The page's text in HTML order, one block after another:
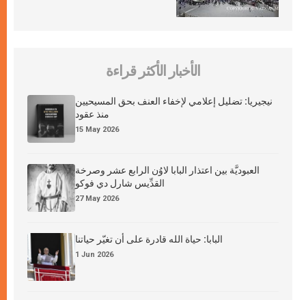
الأخبار الأكثر قراءة
نيجيريا: تضليل إعلامي لإخفاء العنف بحق المسيحيين
منذ عقود
15 May 2026
العبوديَّة بين اعتذار البابا لاوُن الرابع عشر وصرخة
القدِّيس شارل دي فوكو
27 May 2026
البابا: حياة الله قادرة على أن تغيّر حياتنا
1 Jun 2026